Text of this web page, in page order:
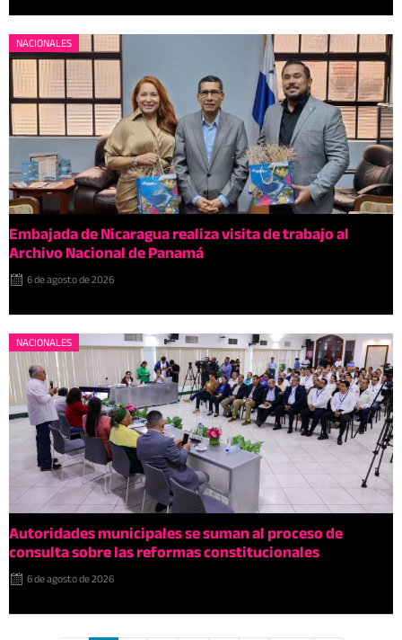
NACIONALES
Embajada de Nicaragua realiza visita de trabajo al
Archivo Nacional de Panamá
6 de agosto de 2026
NACIONALES
Autoridades municipales se suman al proceso de
consulta sobre las reformas constitucionales
6 de agosto de 2026